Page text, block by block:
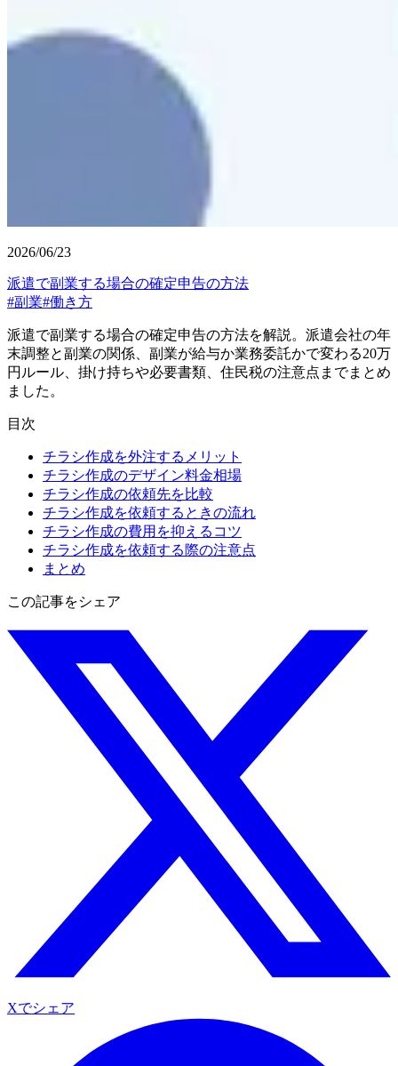
2026/06/23
派遣で副業する場合の確定申告の方法
#副業#働き方
派遣で副業する場合の確定申告の方法を解説。派遣会社の年
末調整と副業の関係、副業が給与か業務委託かで変わる20万
円ルール、掛け持ちや必要書類、住民税の注意点までまとめ
ました。
目次
チラシ作成を外注するメリット
チラシ作成のデザイン料金相場
チラシ作成の依頼先を比較
チラシ作成を依頼するときの流れ
チラシ作成の費用を抑えるコツ
チラシ作成を依頼する際の注意点
まとめ
この記事をシェア
Xでシェア